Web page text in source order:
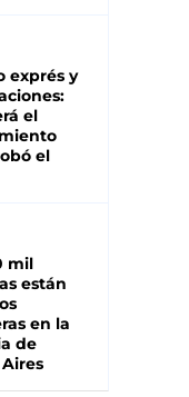
exprés y
el
el
mil
están
en la
de